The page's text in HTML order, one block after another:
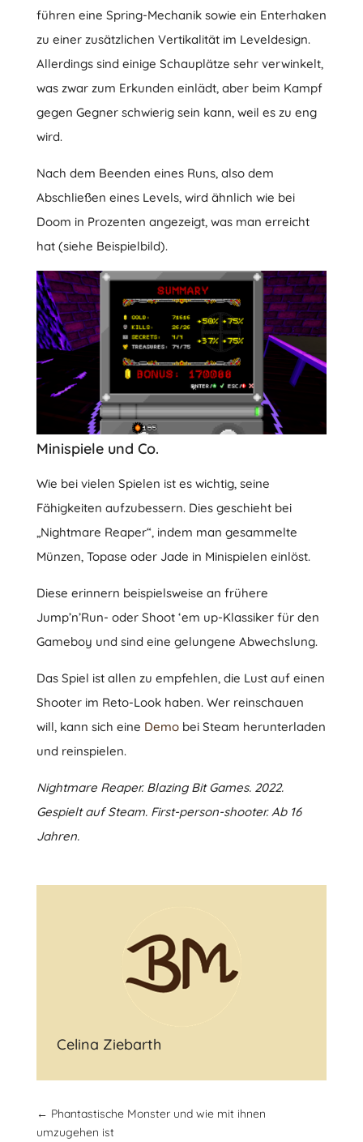
führen eine Spring-Mechanik sowie ein Enterhaken
zu einer zusätzlichen Vertikalität im Leveldesign.
Allerdings sind einige Schauplätze sehr verwinkelt,
was zwar zum Erkunden einlädt, aber beim Kampf
gegen Gegner schwierig sein kann, weil es zu eng
wird.
Nach dem Beenden eines Runs, also dem
Abschließen eines Levels, wird ähnlich wie bei
Doom in Prozenten angezeigt, was man erreicht
hat (siehe Beispielbild).
Minispiele und Co.
Wie bei vielen Spielen ist es wichtig, seine
Fähigkeiten aufzubessern. Dies geschieht bei
„Nightmare Reaper“, indem man gesammelte
Münzen, Topase oder Jade in Minispielen einlöst.
Diese erinnern beispielsweise an frühere
Jump’n’Run- oder Shoot ‘em up-Klassiker für den
Gameboy und sind eine gelungene Abwechslung.
Das Spiel ist allen zu empfehlen, die Lust auf einen
Shooter im Reto-Look haben. Wer reinschauen
will, kann sich eine Demo bei Steam herunterladen
und reinspielen.
Nightmare Reaper. Blazing Bit Games. 2022.
Gespielt auf Steam. First-person-shooter. Ab 16
Jahren.
Celina Ziebarth
← Phantastische Monster und wie mit ihnen
umzugehen ist